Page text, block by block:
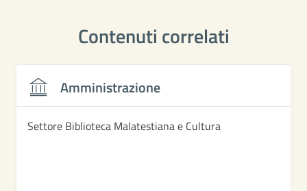
Contenuti correlati
Amministrazione
Settore Biblioteca Malatestiana e Cultura